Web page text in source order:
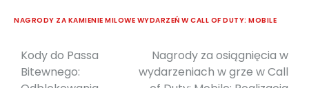
NAGRODY ZA KAMIENIE MILOWE WYDARZEŃ W CALL OF DUTY: MOBILE
Post
navigation
Kody do Passa
Bitewnego:
Nagrody za osiągnięcia w
wydarzeniach w grze w Call